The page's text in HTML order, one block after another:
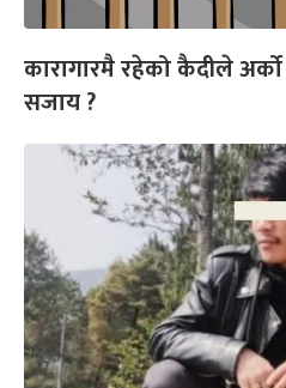
कारागारमै रहेको कैदीले
सजाय ?